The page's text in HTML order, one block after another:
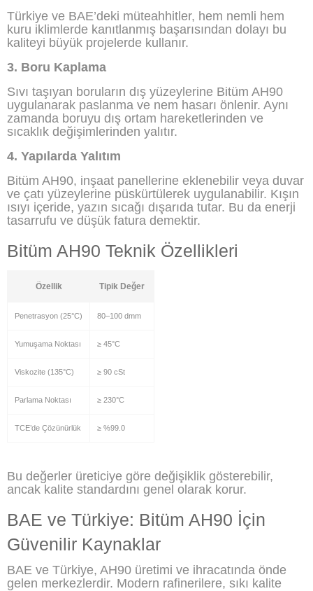
Türkiye ve BAE’deki müteahhitler, hem nemli hem
kuru iklimlerde kanıtlanmış başarısından dolayı bu
kaliteyi büyük projelerde kullanır.
3. Boru Kaplama
Sıvı taşıyan boruların dış yüzeylerine Bitüm AH90
uygulanarak paslanma ve nem hasarı önlenir. Aynı
zamanda boruyu dış ortam hareketlerinden ve
sıcaklık değişimlerinden yalıtır.
4. Yapılarda Yalıtım
Bitüm AH90, inşaat panellerine eklenebilir veya duvar
ve çatı yüzeylerine püskürtülerek uygulanabilir. Kışın
ısıyı içeride, yazın sıcağı dışarıda tutar. Bu da enerji
tasarrufu ve düşük fatura demektir.
Bitüm AH90 Teknik Özellikleri
Özellik Tipik Değer
Penetrasyon (25°C) 80–100 dmm
Yumuşama Noktası ≥ 45°C
Viskozite (135°C) ≥ 90 cSt
Parlama Noktası ≥ 230°C
TCE’de Çözünürlük ≥ %99.0
Bu değerler üreticiye göre değişiklik gösterebilir,
ancak kalite standardını genel olarak korur.
BAE ve Türkiye: Bitüm AH90 İçin
Güvenilir Kaynaklar
BAE ve Türkiye, AH90 üretimi ve ihracatında önde
gelen merkezlerdir. Modern rafinerilere, sıkı kalite